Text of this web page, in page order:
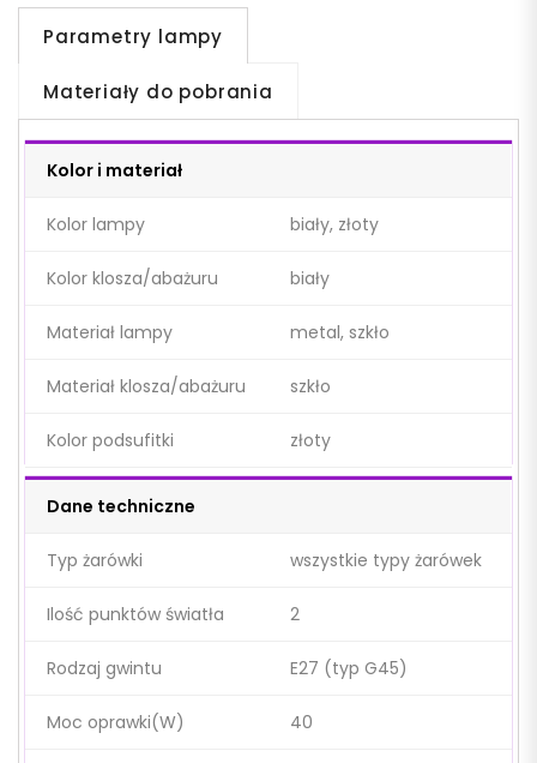
Parametry lampy
Materiały do pobrania
Kolor i materiał
Kolor lampy biały, złoty
Kolor klosza/abażuru biały
Materiał lampy metal, szkło
Materiał klosza/abażuru szkło
Kolor podsufitki złoty
Dane techniczne
Typ żarówki wszystkie typy żarówek
Ilość punktów światła 2
Rodzaj gwintu E27 (typ G45)
Moc oprawki(W) 40